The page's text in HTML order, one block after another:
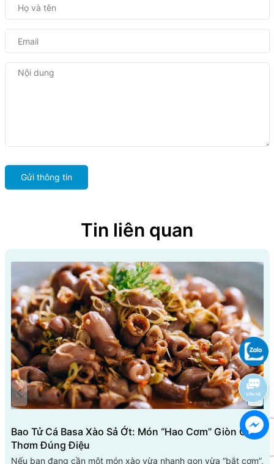
Gửi thông tin
Tin liên quan
Bao Tử Cá Basa Xào Sả Ớt: Món “hao Cơm” Giòn Cay
Thơm Đúng Điệu
Nếu bạn đang cần một món xào vừa nhanh gọn vừa “bắt cơm”,